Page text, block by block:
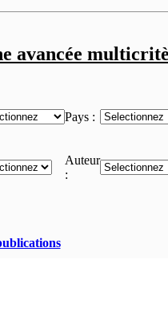
avancée
Pays :
Auteur
: